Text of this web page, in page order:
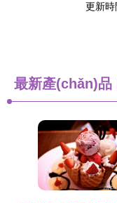
更新
最新產(chǎn)品